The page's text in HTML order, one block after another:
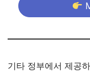
기타 정부에서 제공